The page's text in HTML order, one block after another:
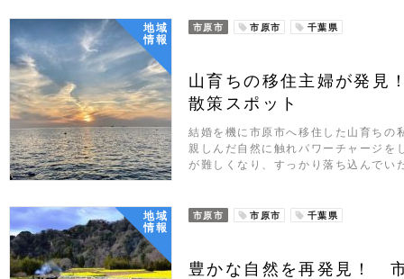
地域
情報
市原市 市原市 千葉県
山育ちの移住主婦が発
散策スポット
結婚を機に市原市へ移住した山育ちの
親しんだ自然に触れパワーチャージを
が難しくなり、すっかり落ち込んで
地域
情報
市原市 市原市 千葉県
豊かな自然を再発見！